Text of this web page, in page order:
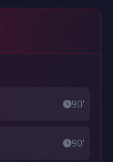
90'
90'